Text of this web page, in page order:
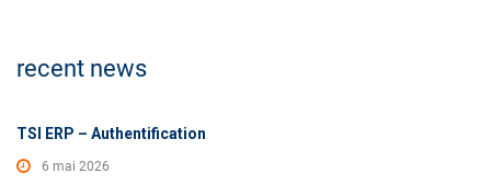
recent news
TSI ERP – Authentification
6 mai 2026